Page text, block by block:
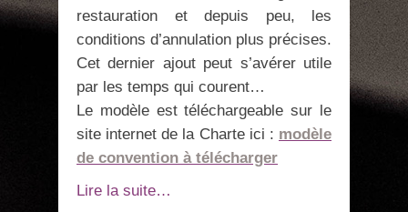
restauration et depuis peu, les
conditions d’annulation plus précises.
Cet dernier ajout peut s’avérer utile
par les temps qui courent…
Le modèle est téléchargeable sur le
site internet de la Charte ici : modèle
de convention à télécharger
Lire la suite…